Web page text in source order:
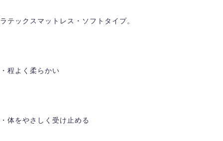
ラテックスマットレス・ソフトタイプ。
・程よく柔らかい
・体をやさしく受け止める